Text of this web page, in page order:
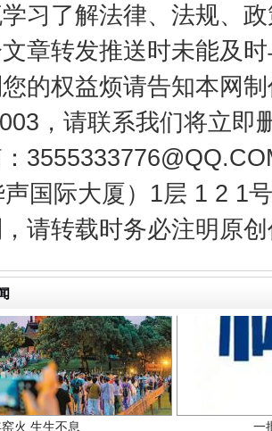
习了解法律、法规、
章转发推送时未能及
的权益烦请告知本网
，请联系我们将立即
国际大厦）1层 1 2 1
请转载时务必注明原
蛙产品抗生素超标问题” 法